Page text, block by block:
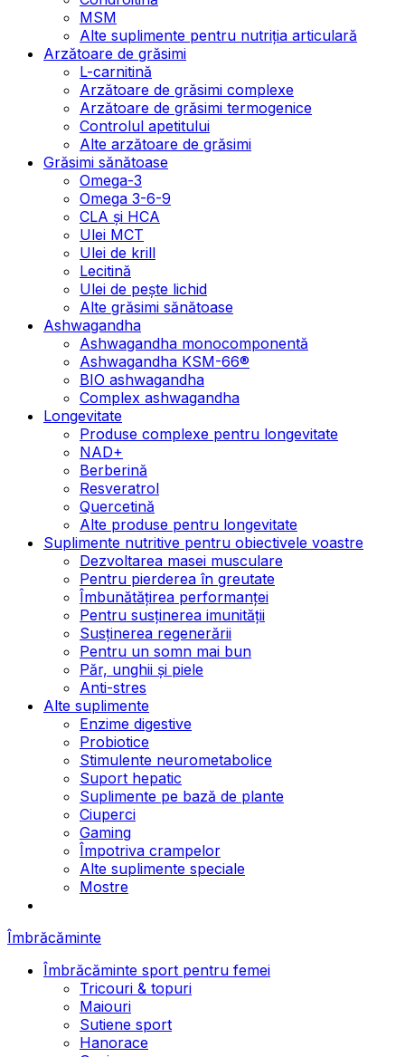
MSM
Alte suplimente pentru nutriția articulară
Arzătoare de grăsimi
L-carnitină
Arzătoare de grăsimi complexe
Arzătoare de grăsimi termogenice
Controlul apetitului
Alte arzătoare de grăsimi
Grăsimi sănătoase
Omega-3
Omega 3-6-9
CLA şi HCA
Ulei MCT
Ulei de krill
Lecitină
Ulei de pește lichid
Alte grăsimi sănătoase
Ashwagandha
Ashwagandha monocomponentă
Ashwagandha KSM-66®
BIO ashwagandha
Complex ashwagandha
Longevitate
Produse complexe pentru longevitate
NAD+
Berberină
Resveratrol
Quercetină
Alte produse pentru longevitate
Suplimente nutritive pentru obiectivele voastre
Dezvoltarea masei musculare
Pentru pierderea în greutate
Îmbunătățirea performanței
Pentru susținerea imunității
Susținerea regenerării
Pentru un somn mai bun
Păr, unghii și piele
Anti-stres
Alte suplimente
Enzime digestive
Probiotice
Stimulente neurometabolice
Suport hepatic
Suplimente pe bază de plante
Ciuperci
Gaming
Împotriva crampelor
Alte suplimente speciale
Mostre
Îmbrăcăminte
Îmbrăcăminte sport pentru femei
Tricouri & topuri
Maiouri
Sutiene sport
Hanorace